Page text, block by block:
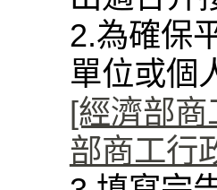
2.為確保
單位或個
[經濟部
部商工行